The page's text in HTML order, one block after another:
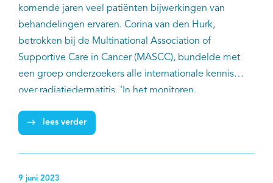
komende jaren veel patiënten bijwerkingen van
behandelingen ervaren. Corina van den Hurk,
betrokken bij de Multinational Association of
Supportive Care in Cancer (MASCC), bundelde met
een groep onderzoekers alle internationale kennis
over radiatiedermatitis. ‘In het monitoren,
bijwerkingen in real-world data is nog veel te winnen.'
lees verder
9 juni 2023